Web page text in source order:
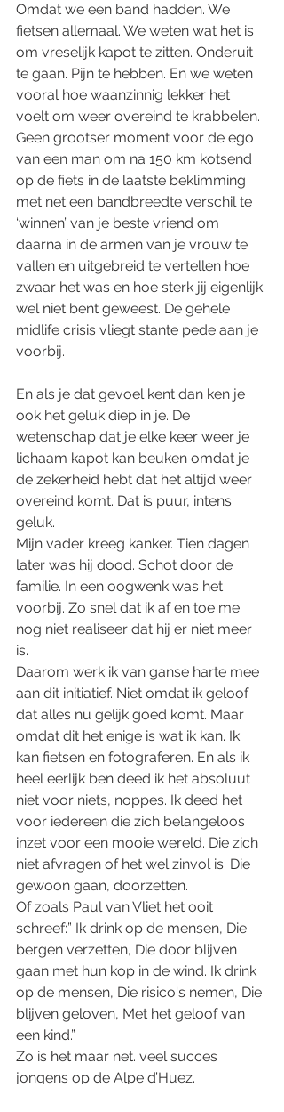
Omdat we een band hadden. We
fietsen allemaal. We weten wat het is
om vreselijk kapot te zitten. Onderuit
te gaan. Pijn te hebben. En we weten
vooral hoe waanzinnig lekker het
voelt om weer overeind te krabbelen.
Geen grootser moment voor de ego
van een man om na 150 km kotsend
op de fiets in de laatste beklimming
met net een bandbreedte verschil te
‘winnen’ van je beste vriend om
daarna in de armen van je vrouw te
vallen en uitgebreid te vertellen hoe
zwaar het was en hoe sterk jij eigenlijk
wel niet bent geweest. De gehele
midlife crisis vliegt stante pede aan je
voorbij.
En als je dat gevoel kent dan ken je
ook het geluk diep in je. De
wetenschap dat je elke keer weer je
lichaam kapot kan beuken omdat je
de zekerheid hebt dat het altijd weer
overeind komt. Dat is puur, intens
geluk.
Mijn vader kreeg kanker. Tien dagen
later was hij dood. Schot door de
familie. In een oogwenk was het
voorbij. Zo snel dat ik af en toe me
nog niet realiseer dat hij er niet meer
is.
Daarom werk ik van ganse harte mee
aan dit initiatief. Niet omdat ik geloof
dat alles nu gelijk goed komt. Maar
omdat dit het enige is wat ik kan. Ik
kan fietsen en fotograferen. En als ik
heel eerlijk ben deed ik het absoluut
niet voor niets, noppes. Ik deed het
voor iedereen die zich belangeloos
inzet voor een mooie wereld. Die zich
niet afvragen of het wel zinvol is. Die
gewoon gaan, doorzetten.
Of zoals Paul van Vliet het ooit
schreef:” Ik drink op de mensen, Die
bergen verzetten, Die door blijven
gaan met hun kop in de wind. Ik drink
op de mensen, Die risico's nemen, Die
blijven geloven, Met het geloof van
een kind.”
Zo is het maar net. veel succes
jongens op de Alpe d’Huez.